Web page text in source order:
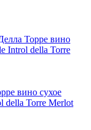
вино сухое
della Torre Merlot